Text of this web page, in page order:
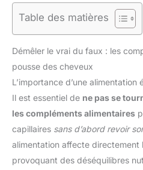
Table des matières
Démêler le vrai du faux : les
pousse des cheveux
L’importance d’une alimentation
Il est essentiel de ne pas se
les compléments alimentaires
capillaires sans d’abord revoir
alimentation affecte directement
provoquant des déséquilibres